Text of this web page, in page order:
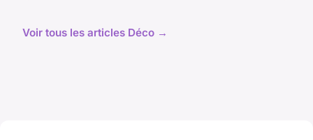
Voir tous les articles Déco →